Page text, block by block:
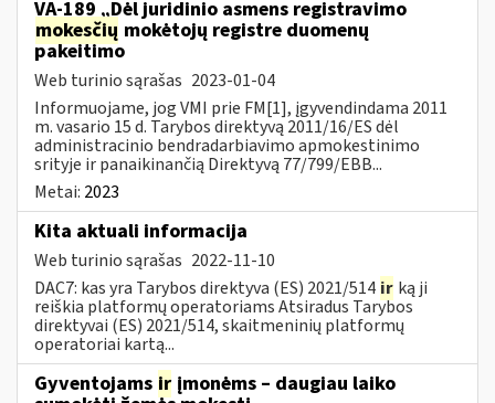
VA-189 „Dėl juridinio asmens registravimo
mokesčių mokėtojų registre duomenų
pakeitimo
Web turinio sąrašas 2023-01-04
Informuojame, jog VMI prie FM[1], įgyvendindama 2011
m. vasario 15 d. Tarybos direktyvą 2011/16/ES dėl
administracinio bendradarbiavimo apmokestinimo
srityje ir panaikinančią Direktyvą 77/799/EBB...
Metai: 2023
Kita aktuali informacija
Web turinio sąrašas 2022-11-10
DAC7: kas yra Tarybos direktyva (ES) 2021/514 ir ką ji
reiškia platformų operatoriams Atsiradus Tarybos
direktyvai (ES) 2021/514, skaitmeninių platformų
operatoriai kartą...
Gyventojams ir įmonėms – daugiau laiko